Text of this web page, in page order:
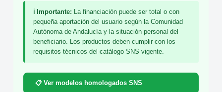
ℹ️ Importante: La financiación puede ser total o con
pequeña aportación del usuario según la Comunidad
Autónoma de Andalucía y la situación personal del
beneficiario. Los productos deben cumplir con los
requisitos técnicos del catálogo SNS vigente.
📋 Ver modelos homologados SNS